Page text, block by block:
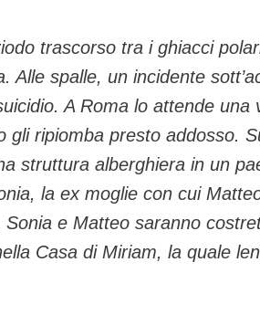
trascorso tra i ghiacci
Alle spalle, un incidente
A Roma lo attende
gli ripiomba presto addosso.
struttura alberghiera in un
la ex moglie con cui
Sonia e Matteo saranno
Casa di Miriam, la quale